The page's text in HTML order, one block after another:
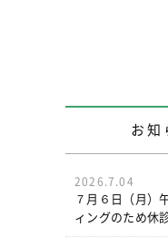
お知
2026.7.04
７月６日（月）
ィングのため休